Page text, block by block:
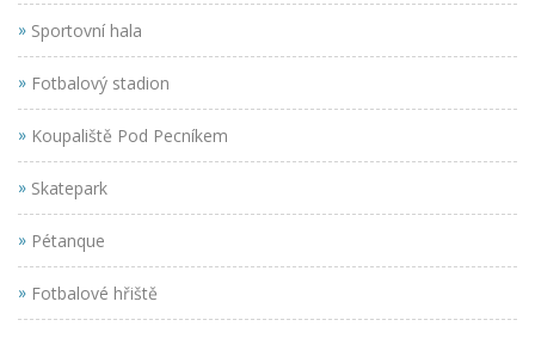
» Sportovní hala
» Fotbalový stadion
» Koupaliště Pod Pecníkem
» Skatepark
» Pétanque
» Fotbalové hřiště